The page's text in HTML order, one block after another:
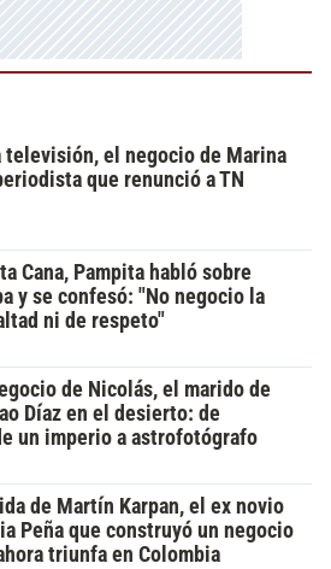
televisión, el negocio de Marina
que renunció a TN
Cana, Pampita habló sobre
y se confesó: "No negocio la
ni de respeto"
de Nicolás, el marido de
Díaz en el desierto: de
un imperio a astrofotógrafo
de Martín Karpan, el ex novio
Peña que construyó un negocio
triunfa en Colombia